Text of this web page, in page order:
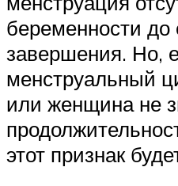
беременности до
завершения. Но,
менструальный
или женщина не
этот признак